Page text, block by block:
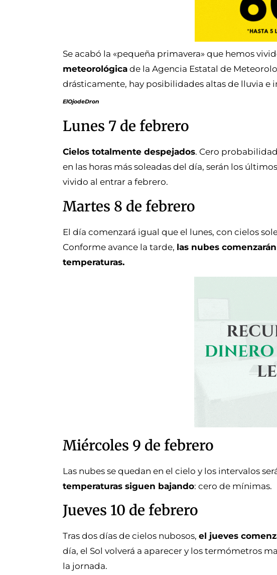
Se acabó la «pequeña primavera» que hemos
meteorológica de la Agencia Estatal de
drásticamente, hay posibilidades altas de lluvia e
ElOjodeDron
Lunes 7 de febrero
Cielos totalmente despejados. Cero
en las horas más soleadas del día, serán los
vivido al entrar a febrero.
Martes 8 de febrero
El día comenzará igual que el lunes, con cielos
Conforme avance la tarde, las nubes
temperaturas.
Miércoles 9 de febrero
Las nubes se quedan en el cielo y los intervalos
temperaturas siguen bajando: cero de mínimas.
Jueves 10 de febrero
Tras dos días de cielos nubosos, el jueves
día, el Sol volverá a aparecer y los termómetros
la jornada.